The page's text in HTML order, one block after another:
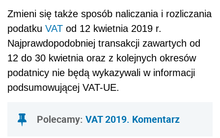
Zmieni się także sposób naliczania i rozliczania
podatku VAT od 12 kwietnia2019 r.
Najprawdopodobniej transakcji zawartych od
12 do 30 kwietnia oraz z kolejnych okresów
podatnicy nie będą wykazywali w informacji
podsumowującej VAT-UE.
Polecamy: VAT 2019. Komentarz